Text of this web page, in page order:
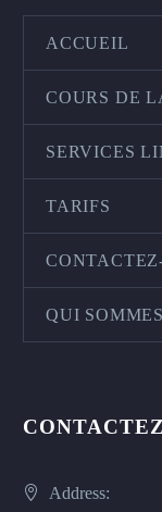
ACCUEIL
COURS DE
SERVICES
TARIFS
QUI
Address: